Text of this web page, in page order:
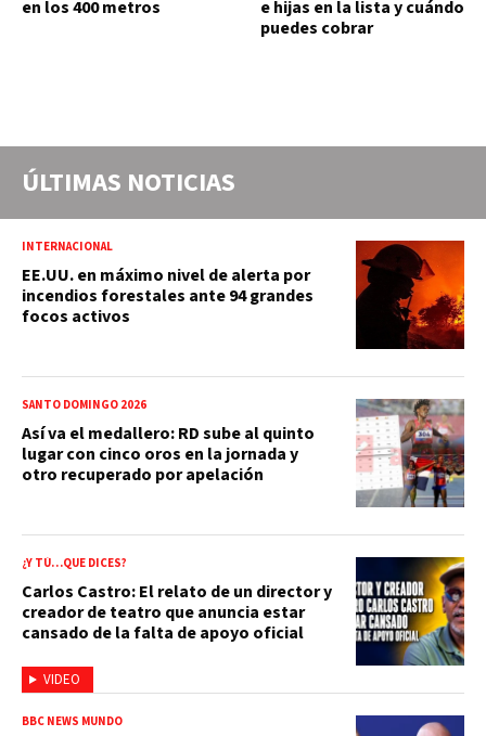
en los 400 metros
e hijas en la lista y cuándo
puedes cobrar
ÚLTIMAS NOTICIAS
INTERNACIONAL
EE.UU. en máximo nivel de alerta por
incendios forestales ante 94 grandes
focos activos
SANTO DOMINGO 2026
Así va el medallero: RD sube al quinto
lugar con cinco oros en la jornada y
otro recuperado por apelación
VIDEO
¿Y TÚ…QUE DICES?
Carlos Castro: El relato de un director y
creador de teatro que anuncia estar
cansado de la falta de apoyo oficial
BBC NEWS MUNDO